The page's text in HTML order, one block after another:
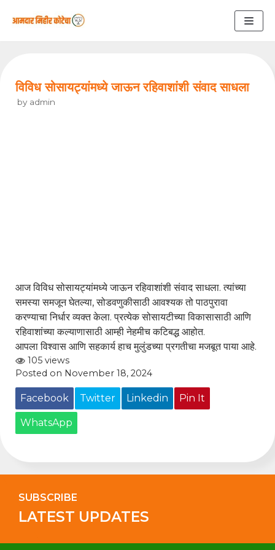
विविध सोसायट्यांमध्ये जाऊन रहिवाशांशी संवाद साधला
by admin
आज विविध सोसायट्यांमध्ये जाऊन रहिवाशांशी संवाद साधला. त्यांच्या
समस्या समजून घेतल्या, सोडवणुकीसाठी आवश्यक तो पाठपुरावा
करण्याचा निर्धार व्यक्त केला. प्रत्येक सोसायटीच्या विकासासाठी आणि
रहिवाशांच्या कल्याणासाठी आम्ही नेहमीच कटिबद्ध आहोत.
आपला विश्वास आणि सहकार्य हाच मुलुंडच्या प्रगतीचा मजबूत पाया आहे.
105 views
Posted on November 18, 2024
Facebook Twitter Linkedin Pin It
WhatsApp
SUBSCRIBE
LATEST UPDATES